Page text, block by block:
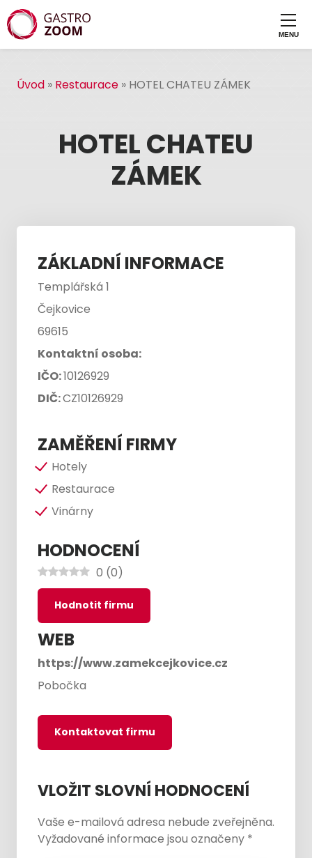
Úvod » Restaurace » HOTEL CHATEU ZÁMEK
HOTEL CHATEU
ZÁMEK
ZÁKLADNÍ INFORMACE
Templářská 1
Čejkovice
69615
Kontaktní osoba:
IČO:10126929
DIČ:CZ10126929
ZAMĚŘENÍ FIRMY
Hotely
Restaurace
Vinárny
HODNOCENÍ
0 (0)
Hodnotit firmu
WEB
https://www.zamekcejkovice.cz
Pobočka
Kontaktovat firmu
VLOŽIT SLOVNÍ HODNOCENÍ
Vaše e-mailová adresa nebude zveřejněna.
Vyžadované informace jsou označeny *